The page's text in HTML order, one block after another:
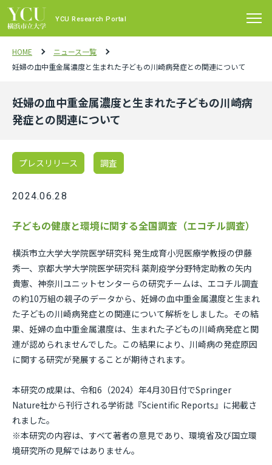
YCU Research Portal
HOME
ニュース一覧
妊婦の⾎中重⾦属濃度と⽣まれた⼦どもの川崎病発症との関連について
妊婦の⾎中重⾦属濃度と⽣まれた⼦どもの川崎病
発症との関連について
プレスリリース 調査
2024.06.28
子どもの健康と環境に関する全国調査（エコチル調査）
横浜市⽴⼤学⼤学院医学研究科 発⽣成育⼩児医療学教授の伊藤
秀⼀、京都⼤学大学院医学研究科 薬剤疫学分野特定助教の矢内
貴憲、神奈川ユニットセンターらの研究チームは、エコチル調査
の約10万組の親⼦のデータから、妊婦の⾎中重⾦属濃度と⽣まれ
た⼦どもの川崎病発症との関連について解析をしました。その結
果、妊婦の⾎中重⾦属濃度は、⽣まれた⼦どもの川崎病発症と関
連が認められませんでした。この結果により、川崎病の発症原因
に関する研究が発展することが期待されます。
本研究の成果は、令和6（2024）年4月30日付でSpringer
Nature社から刊⾏される学術誌『Scientific Reports』に掲載さ
れました。
※本研究の内容は、すべて著者の意⾒であり、環境省及び国⽴環
境研究所の⾒解ではありません。